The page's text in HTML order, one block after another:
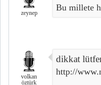
zeynep
Bu millete
volkan
öztürk
dikkat
http://